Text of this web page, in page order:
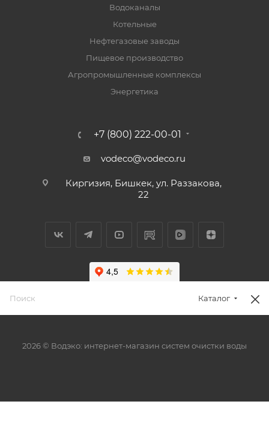
Водоканалы
Котельные
Нефтегазовые заводы
Пищевое производство
Агропромышленные комплексы
Энергетика
+7 (800) 222-00-01
vodeco@vodeco.ru
Киргизия, Бишкек, ул. Раззакова,
22
2026 © Водэко: интернет-магазин систем очистки воды
Каталог